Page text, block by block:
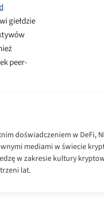
giełdzie
peer-
doświadczeniem w DeFi,
mediami w świecie
w zakresie kultury
lat.